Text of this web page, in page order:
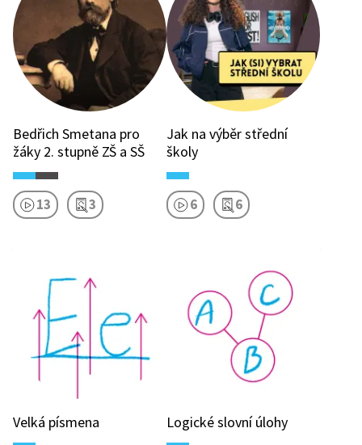
Bedřich Smetana pro
žáky 2. stupně ZŠ a SŠ
13 3
Jak na výběr střední
školy
6 6
Velká písmena Logické slovní úlohy